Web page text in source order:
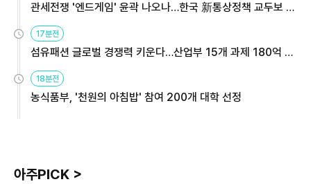
관세전쟁 '엔드게임' 윤곽 나오나…한국 新통상정책 교두보 활
용해야
17분전
섬유패션 글로벌 경쟁력 키운다…산업부 15개 과제 180억 지
원
18분전
농식품부, '천원의 아침밥' 참여 200개 대학 선정
아주PICK >